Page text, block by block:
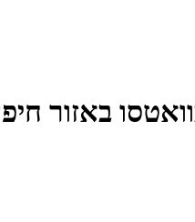
באזור